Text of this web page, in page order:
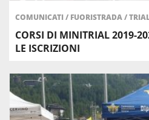
COMUNICATI/ FUORISTRADA/
CORSI DI MINITRIAL 2019-
LE ISCRIZIONI